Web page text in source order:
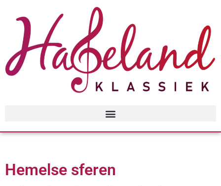
Hemelse sferen